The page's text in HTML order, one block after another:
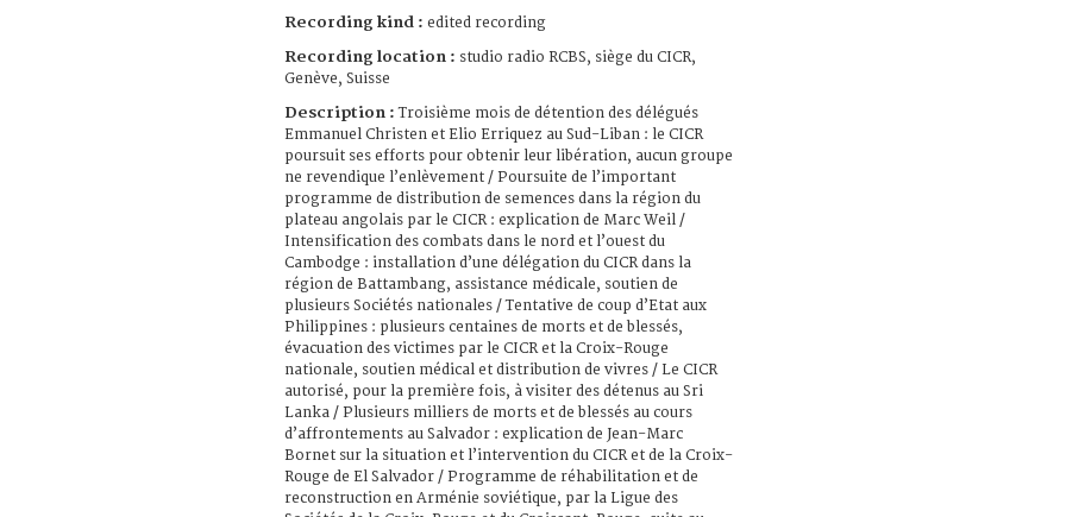
Recording kind : edited recording
Recording location : studio radio RCBS, siège du CICR,
Genève, Suisse
Description :Troisième mois de détention des délégués
Emmanuel Christen et Elio Erriquez au Sud-Liban : le CICR
poursuit ses efforts pour obtenir leur libération, aucun groupe
ne revendique l’enlèvement / Poursuite de l’important
programme de distribution de semences dans la région du
plateau angolais par le CICR : explication de Marc Weil /
Intensification des combats dans le nord et l’ouest du
Cambodge : installation d’une délégation du CICR dans la
région de Battambang, assistance médicale, soutien de
plusieurs Sociétés nationales / Tentative de coup d’Etat aux
Philippines : plusieurs centaines de morts et de blessés,
évacuation des victimes par le CICR et la Croix-Rouge
nationale, soutien médical et distribution de vivres / Le CICR
autorisé, pour la première fois, à visiter des détenus au Sri
Lanka / Plusieurs milliers de morts et de blessés au cours
d’affrontements au Salvador : explication de Jean-Marc
Bornet sur la situation et l’intervention du CICR et de la Croix-
Rouge de El Salvador / Programme de réhabilitation et de
reconstruction en Arménie soviétique, par la Ligue des